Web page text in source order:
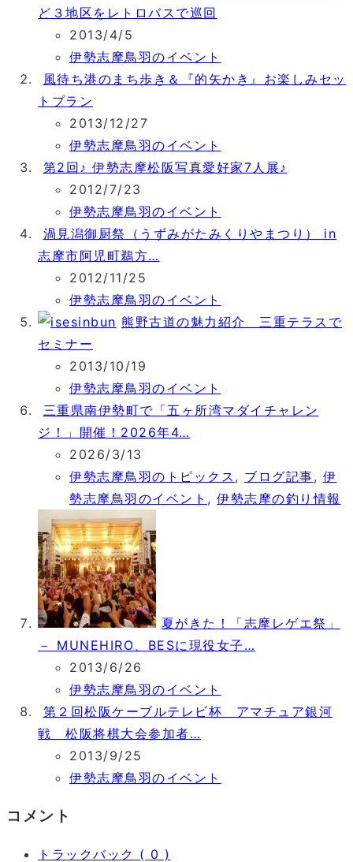
ど３地区をレトロバスで巡回
2013/4/5
伊勢志摩鳥羽のイベント
風待ち港のまち歩き＆『的矢かき』お楽しみセッ
トプラン
2013/12/27
伊勢志摩鳥羽のイベント
第2回♪ 伊勢志摩松阪写真愛好家7人展♪
2012/7/23
伊勢志摩鳥羽のイベント
渦見潟御厨祭（うずみがたみくりやまつり） in
志摩市阿児町鵜方…
2012/11/25
伊勢志摩鳥羽のイベント
熊野古道の魅力紹介 三重テラスで
セミナー
2013/10/19
伊勢志摩鳥羽のイベント
三重県南伊勢町で「五ヶ所湾マダイチャレン
ジ！」開催！2026年4…
2026/3/13
伊勢志摩鳥羽のトピックス , ブログ記事, 伊
勢志摩鳥羽のイベント , 伊勢志摩の釣り情報
夏がきた！「志摩レゲエ祭」
－ MUNEHIRO、BESに現役女子…
2013/6/26
伊勢志摩鳥羽のイベント
第２回松阪ケーブルテレビ杯 アマチュア銀河
戦 松阪将棋大会参加者…
2013/9/25
伊勢志摩鳥羽のイベント
コメント
トラックバック ( 0 )